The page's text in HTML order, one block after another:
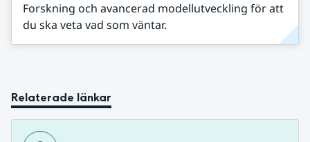
Forskning och avancerad modellutveckling för att
du ska veta vad som väntar.
Relaterade länkar